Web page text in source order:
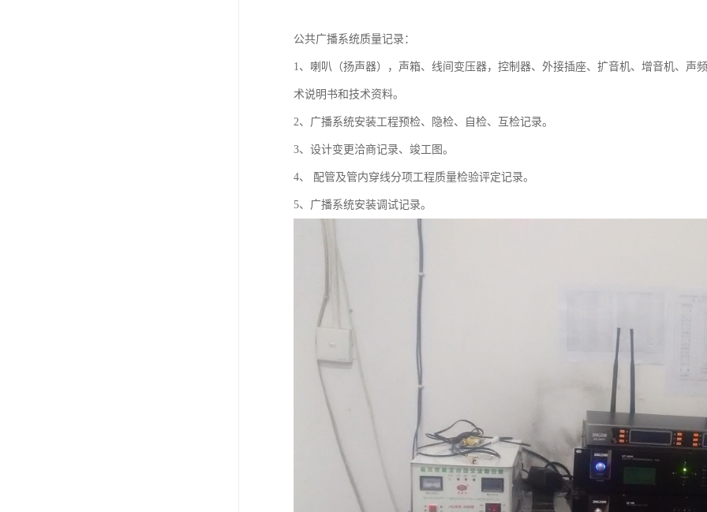
公共广播系统质量记录：
1、喇叭（扬声器），声箱、线间变压器，控制器、外接插座、扩音机、增音机、声
术说明书和技术资料。
2、广播系统安装工程预检、隐检、自检、互检记录。
3、设计变更洽商记录、竣工图。
4、 配管及管内穿线分项工程质量检验评定记录。
5、广播系统安装调试记录。